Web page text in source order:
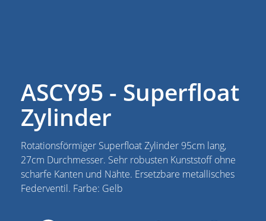
ASCY95 - Superfloat
Zylinder
Rotationsförmiger Superfloat Zylinder 95cm lang,
27cm Durchmesser. Sehr robusten Kunststoff ohne
scharfe Kanten und Nähte. Ersetzbare metallisches
Federventil. Farbe: Gelb